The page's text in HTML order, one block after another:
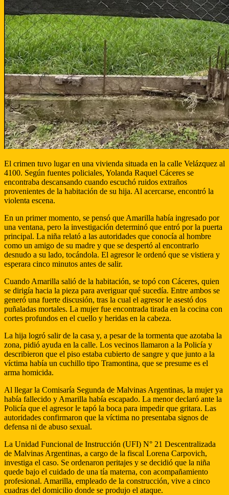
El crimen tuvo lugar en una vivienda situada en la calle Velázquez al
4100. Según fuentes policiales, Yolanda Raquel Cáceres se
encontraba descansando cuando escuchó ruidos extraños
provenientes de la habitación de su hija. Al acercarse, encontró la
violenta escena.
En un primer momento, se pensó que Amarilla había ingresado por
una ventana, pero la investigación determinó que entró por la puerta
principal. La niña relató a las autoridades que conocía al hombre
como un amigo de su madre y que se despertó al encontrarlo
desnudo a su lado, tocándola. El agresor le ordenó que se vistiera y
esperara cinco minutos antes de salir.
Cuando Amarilla salió de la habitación, se topó con Cáceres, quien
se dirigía hacia la pieza para averiguar qué sucedía. Entre ambos se
generó una fuerte discusión, tras la cual el agresor le asestó dos
puñaladas mortales. La mujer fue encontrada tirada en la cocina con
cortes profundos en el cuello y heridas en la cabeza.
La hija logró salir de la casa y, a pesar de la tormenta que azotaba la
zona, pidió ayuda en la calle. Los vecinos llamaron a la Policía y
describieron que el piso estaba cubierto de sangre y que junto a la
víctima había un cuchillo tipo Tramontina, que se presume es el
arma homicida.
Al llegar la Comisaría Segunda de Malvinas Argentinas, la mujer ya
había fallecido y Amarilla había escapado. La menor declaró ante la
Policía que el agresor le tapó la boca para impedir que gritara. Las
autoridades confirmaron que la víctima no presentaba signos de
defensa ni de abuso sexual.
La Unidad Funcional de Instrucción (UFI) N° 21 Descentralizada
de Malvinas Argentinas, a cargo de la fiscal Lorena Carpovich,
investiga el caso. Se ordenaron peritajes y se decidió que la niña
quede bajo el cuidado de una tía materna, con acompañamiento
profesional. Amarilla, empleado de la construcción, vive a cinco
cuadras del domicilio donde se produjo el ataque.